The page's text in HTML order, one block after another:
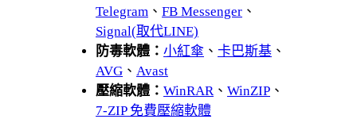
Telegram 、 FB Messenger 、
Signal(取代LINE)
防毒軟體： 小紅傘 、 卡巴斯基 、
AVG 、 Avast
壓縮軟體： WinRAR 、 WinZIP 、
7-ZIP 免費壓縮軟體